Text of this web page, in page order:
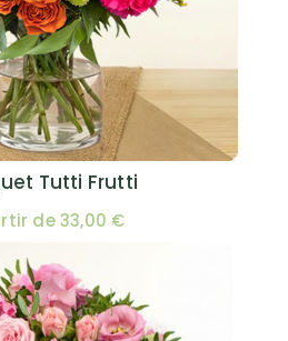
Tutti Frutti
de 33,00 €